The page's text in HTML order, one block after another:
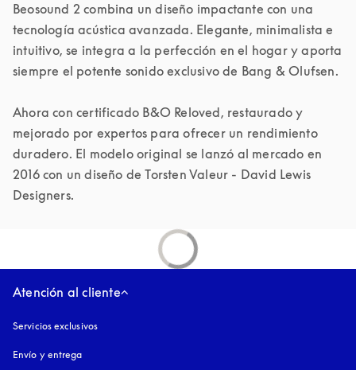
Beosound 2 combina un diseño impactante con una
tecnología acústica avanzada. Elegante, minimalista e
intuitivo, se integra a la perfección en el hogar y aporta
siempre el potente sonido exclusivo de Bang & Olufsen.
Ahora con certificado B&O Reloved, restaurado y
mejorado por expertos para ofrecer un rendimiento
duradero. El modelo original se lanzó al mercado en
2016 con un diseño de Torsten Valeur - David Lewis
Designers.
Atención al cliente
Servicios exclusivos
Envío y entrega